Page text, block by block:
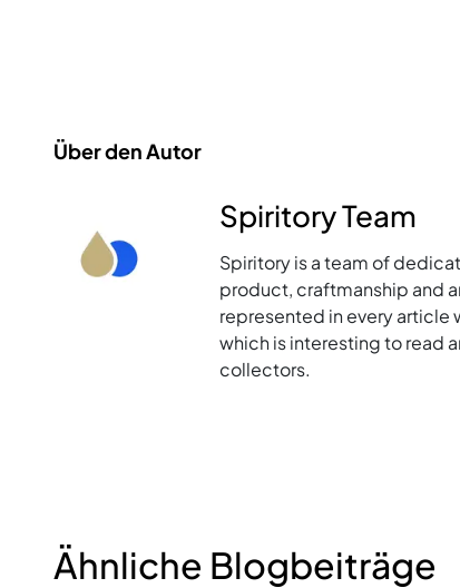
Über den Autor
Spiritory Team
Spiritory is a team of
product, craftmanship and
represented in every
which is interesting to read
collectors.
Ähnliche Blogbeiträge